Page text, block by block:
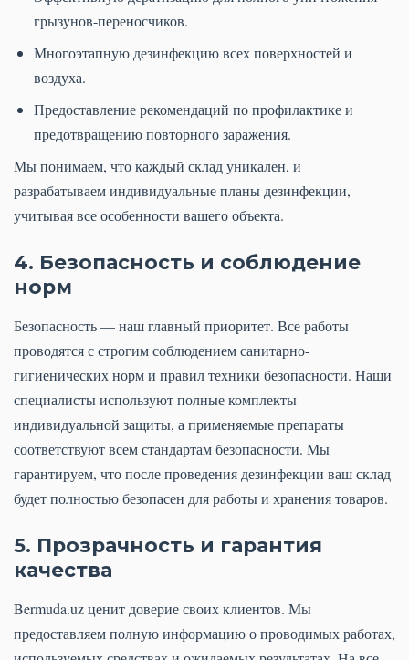
грызунов-переносчиков.
Многоэтапную дезинфекцию всех поверхностей и
воздуха.
Предоставление рекомендаций по профилактике и
предотвращению повторного заражения.
Мы понимаем, что каждый склад уникален, и
разрабатываем индивидуальные планы дезинфекции,
учитывая все особенности вашего объекта.
4. Безопасность и соблюдение
норм
Безопасность — наш главный приоритет. Все работы
проводятся с строгим соблюдением санитарно-
гигиенических норм и правил техники безопасности. Наши
специалисты используют полные комплекты
индивидуальной защиты, а применяемые препараты
соответствуют всем стандартам безопасности. Мы
гарантируем, что после проведения дезинфекции ваш склад
будет полностью безопасен для работы и хранения товаров.
5. Прозрачность и гарантия
качества
Bermuda.uz ценит доверие своих клиентов. Мы
предоставляем полную информацию о проводимых работах,